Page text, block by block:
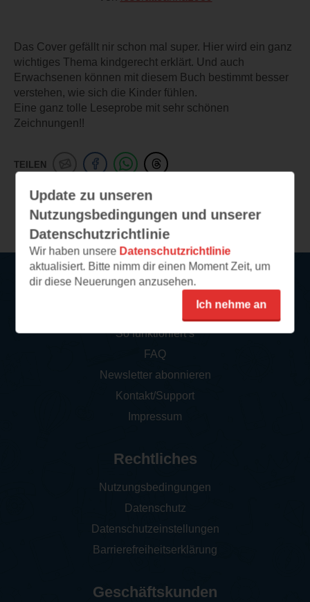
Das Cover gefällt nir schon mal super. Hier wird ein ganz
wichtiges Thema kindgerecht erklärt. Und auch
Erwachsenen können mit diesem Buch bestimmt besser
verstehen, wie sich die Kinder fühlen.
Eine ganz tolle Leseprobe mit sehr schönen
Zeichnungen!!
TEILEN
Weitere Leseeindrücke
Update zu unseren
Nutzungsbedingungen und unserer
Datenschutzrichtlinie
Wir haben unsere Datenschutzrichtlinie
aktualisiert. Bitte nimm dir einen Moment Zeit, um
dir diese Neuerungen anzusehen.
Ich nehme an
So funktioniert‘s
FAQ
Newsletter abonnieren
Kontakt/Support
Impressum
Rechtliches
Nutzungsbedingungen
Datenschutz
Datenschutzeinstellungen
Barrierefreiheitserklärung
Geschäftskunden